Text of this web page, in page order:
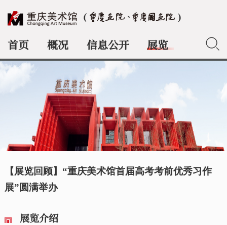
首页 概况 信息公开 展览 典藏
【展览回顾】“重庆美术馆首届高考考前优秀习作
展”圆满举办
展览介绍